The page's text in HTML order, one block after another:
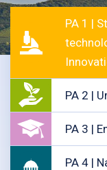
PA 1 |
PA 2 |
PA 3 |
PA 4 |